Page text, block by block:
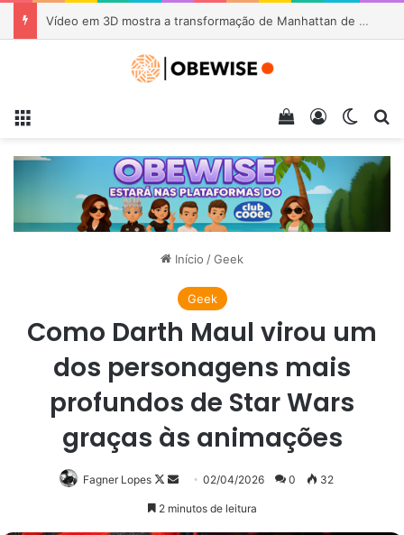
Starbucks enfrenta investigação na Coreia do Sul após campanha publicitária gerar revolta nacional
Entrar
Veja seu
Início /Geek
Geek
Como Darth Maul virou um
dos personagens mais
profundos de Star Wars
graças às animações
Fagner Lopes
Follow
Mande02/04/2026 0 32
2 minutos de leitura